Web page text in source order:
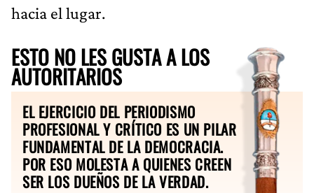
hacia el lugar.
ESTO NO LES GUSTA A LOS
AUTORITARIOS
EL EJERCICIO DEL PERIODISMO
PROFESIONAL Y CRÍTICO ES UN PILAR
FUNDAMENTAL DE LA DEMOCRACIA.
POR ESO MOLESTA A QUIENES CREEN
SER LOS DUEÑOS DE LA VERDAD.